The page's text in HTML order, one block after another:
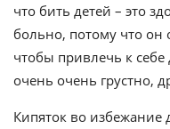
что бить детей – это
больно, потому что он
чтобы привлечь к
очень очень грустно,
Кипяток во